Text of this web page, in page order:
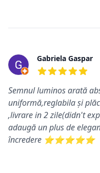
Gabriela Gaspar
Semnul luminos arată
uniformă,reglabila și
,livrare in 2 zile(didn't
adaugă un plus de
încredere ⭐️⭐️⭐️⭐️⭐️